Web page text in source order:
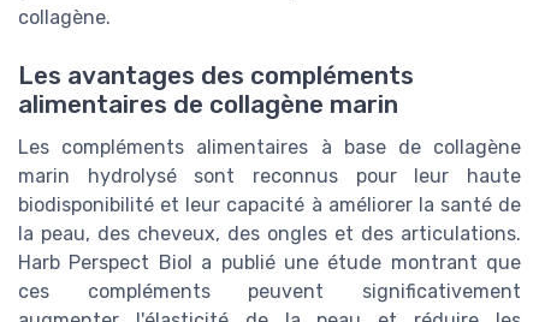
collagène.
Les avantages des compléments
alimentaires de collagène marin
Les compléments alimentaires à base de collagène
marin hydrolysé sont reconnus pour leur haute
biodisponibilité et leur capacité à améliorer la santé de
la peau, des cheveux, des ongles et des articulations.
Harb Perspect Biol a publié une étude montrant que
ces compléments peuvent significativement